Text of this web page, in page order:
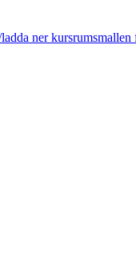
ner kursrumsmallen